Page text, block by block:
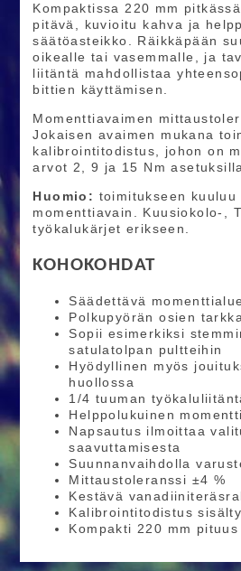
Kompaktissa 220 mm
pitävä, kuvioitu kahva ja
säätöasteikko. Räikkäpään
oikealle tai vasemmalle, ja
liitäntä mahdollistaa
bittien käyttämisen.
Momenttiavaimen
Jokaisen avaimen mukana
kalibrointitodistus, johon on
arvot 2, 9 ja 15 Nm
Huomio: toimitukseen kuuluu
momenttiavain. Kuusiokolo-,
työkalukärjet erikseen.
KOHOKOHDAT
Säädettävä
Polkupyörän osien
Sopii esimerkiksi
satulatolpan pultteihin
Hyödyllinen myös
huollossa
1/4 tuuman
Helppolukuinen
Napsautus ilmoittaa
saavuttamisesta
Suunnanvaihdolla
Mittaustoleranssi ±4 %
Kestävä
Kalibrointitodistus
Kompakti 220 mm pituus